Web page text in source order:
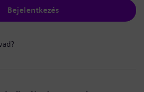
Bejelentkezés